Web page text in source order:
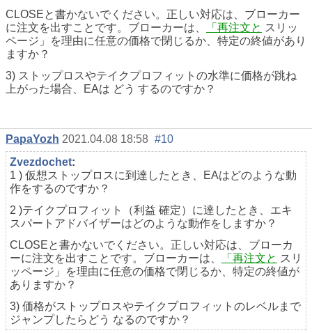
CLOSEと書かないでください。正しい対応は、ブローカー
に注文を出すことです。ブローカーは、
「再注文と スリッ
ページ」を理由に任意の価格で閉じるか、特定の終値があり
ますか？
3) ストップロスやテイクプロフィットの水準に価格が跳ね
上がった場合、
EAは どう するのですか？
PapaYozh 2021.04.08 18:58 #10
Zvezdochet:
1 ) 仮想ストップロスに到達したとき、EAはどのような動
作をするのですか？
2 )テイクプロフィット（利益 確定）に達したとき、エキ
スパートアドバイザーはどのような動作をしますか？
CLOSEと書かないでください。正しい対応は、ブローカ
ーに注文を出すことです。ブローカーは、
「再注文と スリ
ッページ」を理由に任意の価格で閉じるか、特定の終値が
ありますか？
3) 価格がストップロスやテイクプロフィットのレベルまで
ジャンプしたら どう なるのですか？